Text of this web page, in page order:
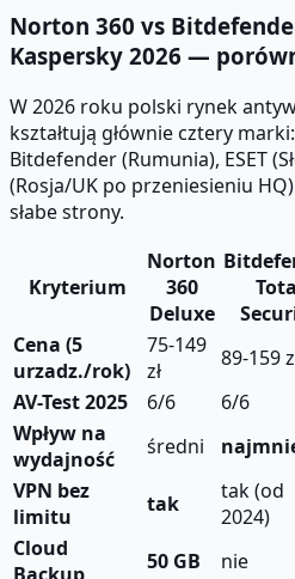
Norton 360 vs
Kaspersky 2026 —
W 2026 roku polski rynek
kształtują głównie cztery
Bitdefender (Rumunia), ESET
(Rosja/UK po przeniesieniu
słabe strony.
Kryterium
Norton
360
Deluxe
Cena (5
urzadz./rok)
75-149
zł
89-159
AV-Test 2025
6/6 6/6
Wpływ na
wydajność
średni
VPN bez
limitu
tak
tak (od
2024)
Cloud
Backup
50 GB nie